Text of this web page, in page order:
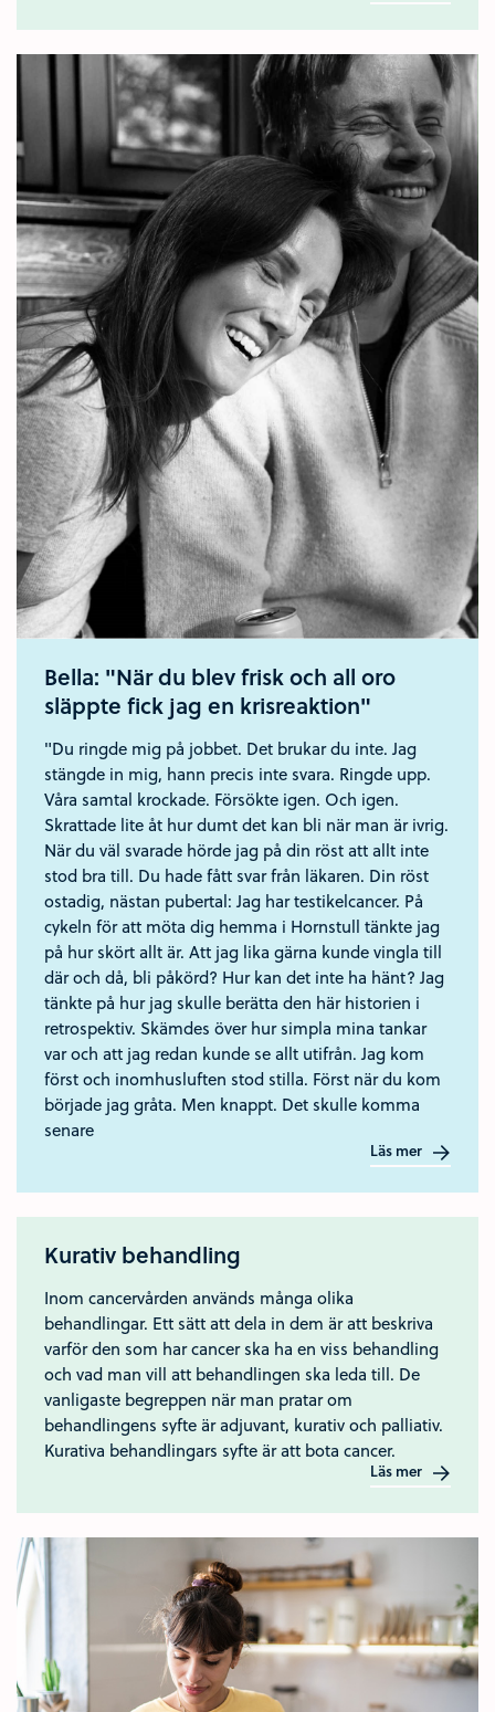
Bella: "När du blev frisk och all oro
släppte fick jag en krisreaktion"
"Du ringde mig på jobbet. Det brukar du inte. Jag
stängde in mig, hann precis inte svara. Ringde upp.
Våra samtal krockade. Försökte igen. Och igen.
Skrattade lite åt hur dumt det kan bli när man är ivrig.
När du väl svarade hörde jag på din röst att allt inte
stod bra till. Du hade fått svar från läkaren. Din röst
ostadig, nästan pubertal: Jag har testikelcancer. På
cykeln för att möta dig hemma i Hornstull tänkte jag
på hur skört allt är. Att jag lika gärna kunde vingla till
där och då, bli påkörd? Hur kan det inte ha hänt? Jag
tänkte på hur jag skulle berätta den här historien i
retrospektiv. Skämdes över hur simpla mina tankar
var och att jag redan kunde se allt utifrån. Jag kom
först och inomhusluften stod stilla. Först när du kom
började jag gråta. Men knappt. Det skulle komma
senare
Läs mer
Kurativ behandling
Inom cancervården används många olika
behandlingar. Ett sätt att dela in dem är att beskriva
varför den som har cancer ska ha en viss behandling
och vad man vill att behandlingen ska leda till. De
vanligaste begreppen när man pratar om
behandlingens syfte är adjuvant, kurativ och palliativ.
Kurativa behandlingars syfte är att bota cancer.
Läs mer